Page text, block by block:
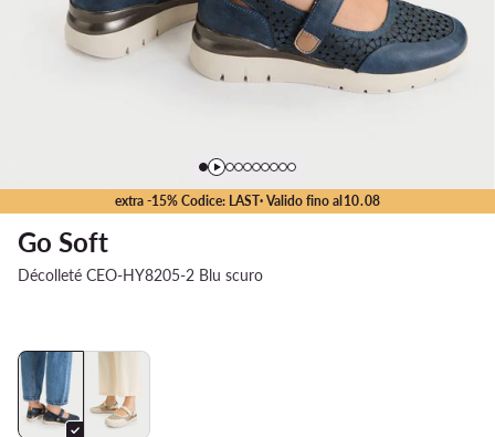
extra -15% Codice: LAST· Valido fino al 10.08
Go Soft
Décolleté CEO-HY8205-2 Blu scuro